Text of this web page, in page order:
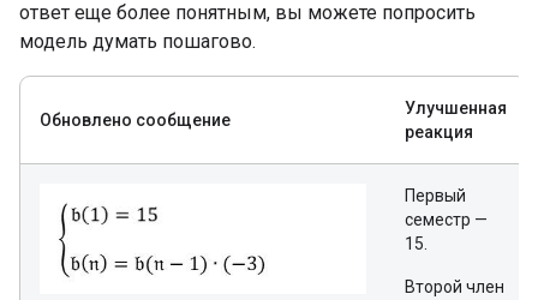
ответ еще более понятным, вы можете попросить
модель думать пошагово.
Обновлено сообщение
Улучшенная
реакция
Первый
семестр —
15.
Второй член